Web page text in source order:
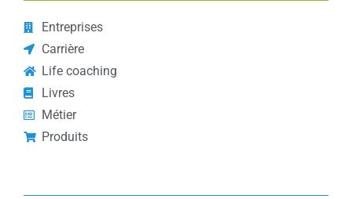
Entreprises
Carrière
Life coaching
Livres
Métier
Produits